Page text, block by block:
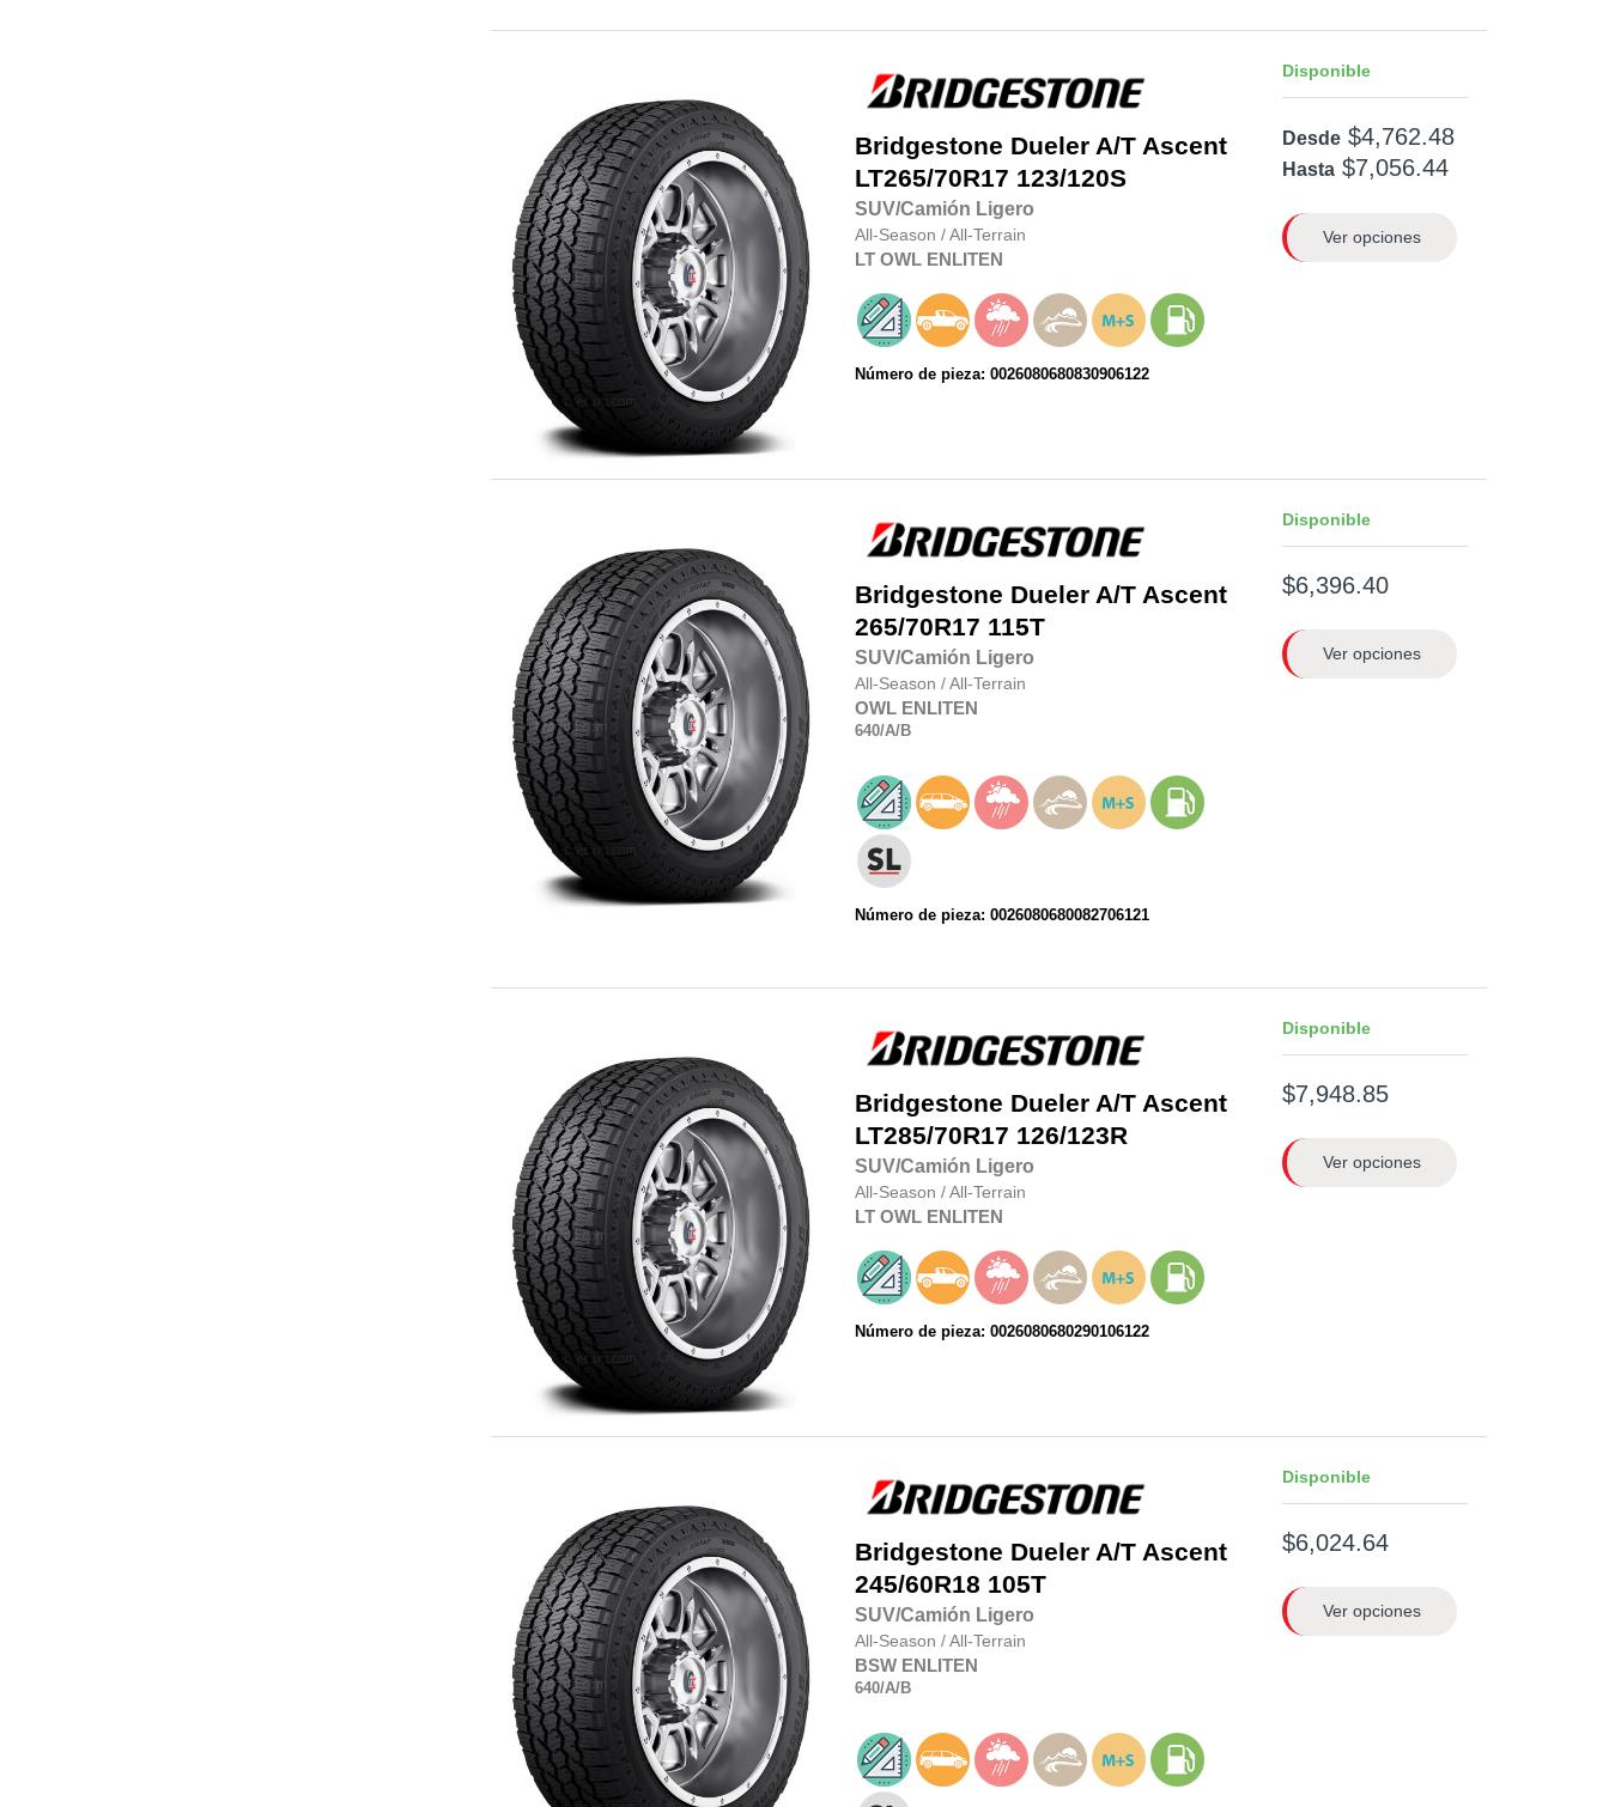
Bridgestone Dueler A/T Ascent
LT265/70R17 123/120S
SUV/Camión Ligero
All-Season /All-Terrain
LT OWL ENLITEN
Número de pieza: 0026080680830906122
Disponible
Desde $4,762.48
Hasta $7,056.44
Ver opciones
Bridgestone Dueler A/T Ascent
265/70R17 115T
SUV/Camión Ligero
All-Season /All-Terrain
OWL ENLITEN
640/A/B
Número de pieza: 0026080680082706121
Disponible
$6,396.40
Ver opciones
Bridgestone Dueler A/T Ascent
LT285/70R17 126/123R
SUV/Camión Ligero
All-Season /All-Terrain
LT OWL ENLITEN
Número de pieza: 0026080680290106122
Disponible
$7,948.85
Ver opciones
Bridgestone Dueler A/T Ascent
245/60R18 105T
SUV/Camión Ligero
All-Season /All-Terrain
BSW ENLITEN
640/A/B
Disponible
$6,024.64
Ver opciones